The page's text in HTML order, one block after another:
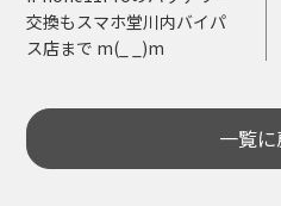
交換もスマホ堂川内バイパ
ス店まで m(_ _)m
一覧に